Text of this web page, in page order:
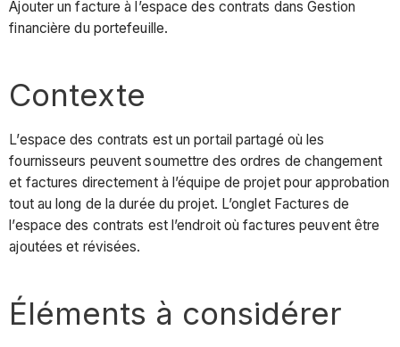
Ajouter un facture à l’espace des contrats dans Gestion
financière du portefeuille.
Contexte
L’espace des contrats est un portail partagé où les
fournisseurs peuvent soumettre des ordres de changement
et factures directement à l’équipe de projet pour approbation
tout au long de la durée du projet. L’onglet Factures de
l’espace des contrats est l’endroit où factures peuvent être
ajoutées et révisées.
Éléments à considérer